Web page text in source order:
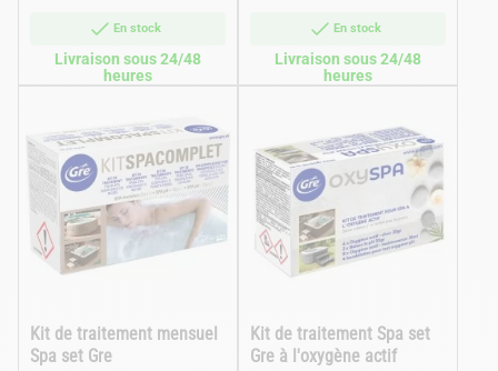
En stock
Livraison sous 24/48
heures
En stock
Livraison sous 24/48
heures
Kit de traitement mensuel
Spa set Gre
Kit de traitement Spa set
Gre à l'oxygène actif